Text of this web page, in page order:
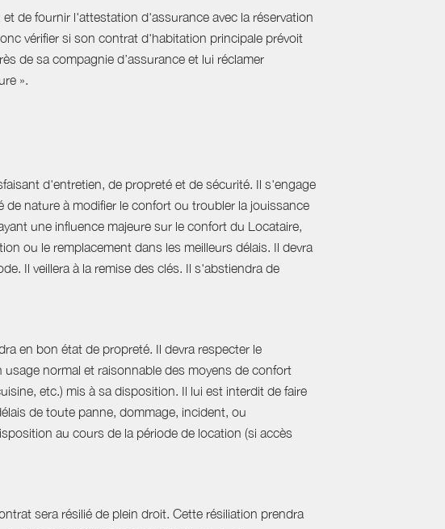
de fournir l'attestation d'assurance avec la réservation
vérifier si son contrat d'habitation principale prévoit
de sa compagnie d’assurance et lui réclamer
».
d'entretien, de propreté et de sécurité. Il s'engage
nature à modifier le confort ou troubler la jouissance
une influence majeure sur le confort du Locataire,
ou le remplacement dans les meilleurs délais. Il devra
Il veillera à la remise des clés. Il s'abstiendra de
en bon état de propreté. Il devra respecter le
normal et raisonnable des moyens de confort
etc.) mis à sa disposition. Il lui est interdit de faire
de toute panne, dommage, incident, ou
au cours de la période de location (si accès
sera résilié de plein droit. Cette résiliation prendra